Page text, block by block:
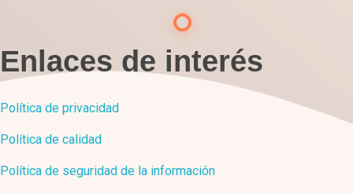
Enlaces de interés
Política de privacidad
Política de calidad
Política de seguridad de la información